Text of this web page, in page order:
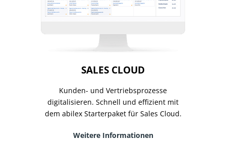
SALES CLOUD
Kunden- und Vertriebsprozesse
digitalisieren. Schnell und effizient mit
dem abilex Starterpaket für Sales Cloud.
Weitere Informationen